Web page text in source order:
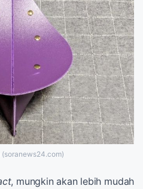
, mungkin akan lebih mudah